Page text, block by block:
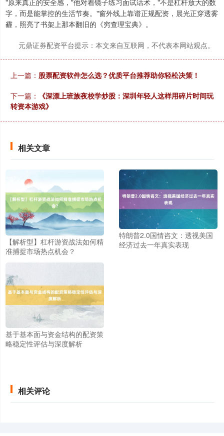
"原来真正的安全感，"他对着镜子练习面试话术，"不是杠杆放大的数
字，而是能掌控的生活节奏。"窗外线上靠谱正规配资，晨光正穿透雾
霾，照亮了书架上那本翻旧的《穷查理宝典》。
元鼎证券配资平台提示：本文来自互联网，不代表本网站观点。
上一篇： 股票配资软件怎么选？优质平台推荐助你轻松决策！
下一篇：
《深漂上班族夜校学炒股：深圳年轻人这样用碎片时间玩
转资本游戏》
相关文章
【解析型】杠杆游资战法如何精
准捕捉市场热点机会？
特朗普2.0国情咨文：透视美国
经济过去一年真实表现
基于基本面与资金结构的配资策
略稳定性评估与深度解析
相关评论
深证成指 14311.01 +200.89 +1.42%
沪深300
北证50